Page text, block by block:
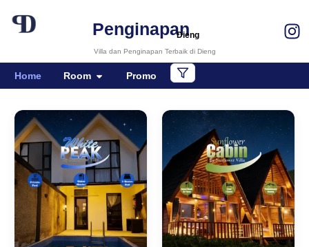
PenginapanDieng
Villa dan Penginapan Terbaik di Dieng
Home Room Promo